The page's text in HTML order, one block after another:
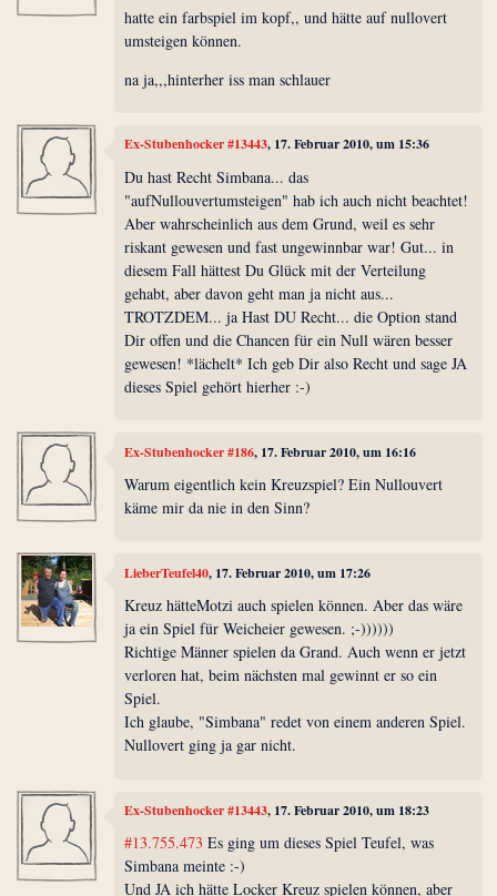
hatte ein farbspiel im kopf,, und hätte auf nullovert
umsteigen können.
na ja,,,hinterher iss man schlauer
Ex-Stubenhocker #13443, 17. Februar 2010, um 15:36
Du hast Recht Simbana... das
"aufNullouvertumsteigen" hab ich auch nicht beachtet!
Aber wahrscheinlich aus dem Grund, weil es sehr
riskant gewesen und fast ungewinnbar war! Gut... in
diesem Fall hättest Du Glück mit der Verteilung
gehabt, aber davon geht man ja nicht aus...
TROTZDEM... ja Hast DU Recht... die Option stand
Dir offen und die Chancen für ein Null wären besser
gewesen! *lächelt* Ich geb Dir also Recht und sage JA
dieses Spiel gehört hierher :-)
Ex-Stubenhocker #186, 17. Februar 2010, um 16:16
Warum eigentlich kein Kreuzspiel? Ein Nullouvert
käme mir da nie in den Sinn?
LieberTeufel40, 17. Februar 2010, um 17:26
Kreuz hätteMotzi auch spielen können. Aber das wäre
ja ein Spiel für Weicheier gewesen. ;-))))))
Richtige Männer spielen da Grand. Auch wenn er jetzt
verloren hat, beim nächsten mal gewinnt er so ein
Spiel.
Ich glaube, "Simbana" redet von einem anderen Spiel.
Nullovert ging ja gar nicht.
Ex-Stubenhocker #13443, 17. Februar 2010, um 18:23
#13.755.473 Es ging um dieses Spiel Teufel, was
Simbana meinte :-)
Und JA ich hätte Locker Kreuz spielen können, aber